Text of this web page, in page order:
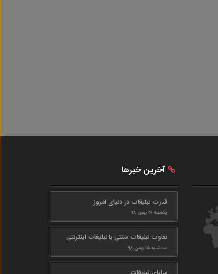
آخرین خبرها
قدرت تبلیغات در دنیای امروز
یکشنبه ۲۰ بهمن ۹۸
تفاوت تبلیغات سنتی با تبلیغات اینترنتی
سه شنبه ۱۵ بهمن ۹۸